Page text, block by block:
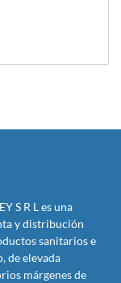
S R L es una
y distribución
sanitarios e
de elevada
márgenes de